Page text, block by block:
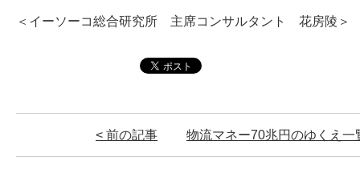
＜イーソーコ総合研究所 主席コンサルタント 花房陵＞
< 前の記事 物流マネー70兆円のゆくえ 一